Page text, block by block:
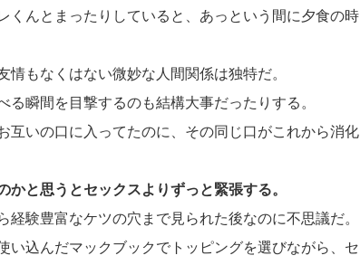
んとまったりしていると、あっという間に夕食の時
情もなくはない微妙な人間関係は独特だ。
る瞬間を目撃するのも結構大事だったりする。
互いの口に入ってたのに、その同じ口がこれから消化
かと思うとセックスよりずっと緊張する。
経験豊富なケツの穴まで見られた後なのに不思議だ。
い込んだマックブックでトッピングを選びながら、セ